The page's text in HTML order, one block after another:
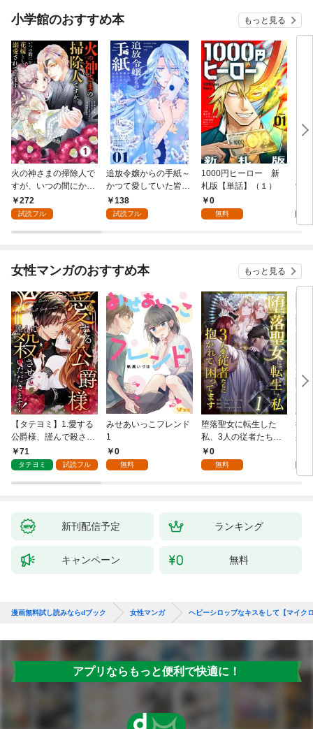
小学館のおすすめ本 もっと見る
火の神さまの掃除人で
すが、いつの間にか花
嫁として溺愛されてい
ます【単話】（１）
272
試読フル
追放令嬢からの手紙～
かつて愛していた皆さ
まへ 私のことなどお忘
れですか？～【単話】
138
試読フル
1000円ヒーロー 新
札版【単話】（１）
0
無料
9.5
女性マンガのおすすめ本 もっと見る
【タテヨミ】1.愛する
公爵様、謹んで殺させ
ていただきます！
71
タテヨミ 試読フル
みせあいっこフレンド
1
0
無料
堕落聖女に転生した
私、3人の従者たちに
抱かれて困ってます 第
1話
0
無料
授
身
新刊配信予定 ランキング
キャンペーン 無料
漫画無料試し読みならdブック 女性マンガ ヘビーシロップなキスをして【マイク
アプリならもっと便利で快適に！